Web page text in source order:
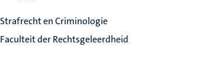
Strafrecht en Criminologie
Faculteit der Rechtsgeleerdheid